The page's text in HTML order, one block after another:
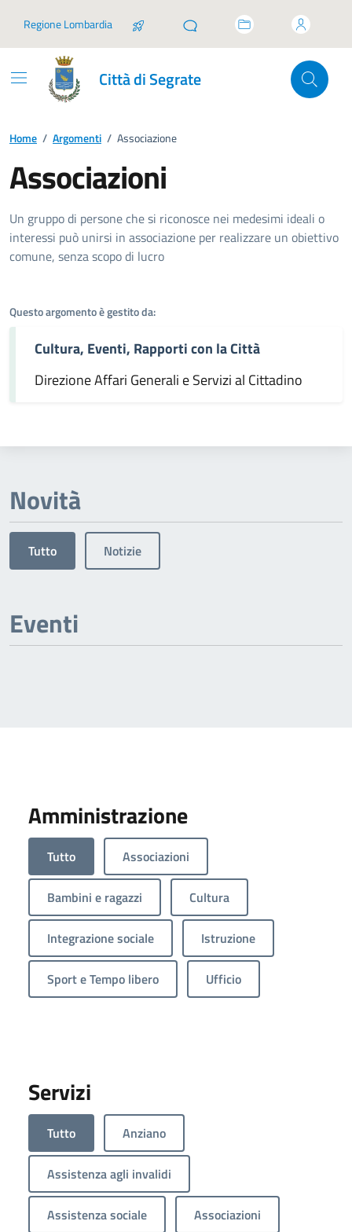
Regione Lombardia
Città di Segrate
Home / Argomenti / Associazione
Associazioni
Dettagli dell'argomento
Un gruppo di persone che si riconosce nei medesimi ideali o
interessi può unirsi in associazione per realizzare un obiettivo
comune, senza scopo di lucro
Questo argomento è gestito da:
Cultura, Eventi, Rapporti con la Città
Direzione Affari Generali e Servizi al Cittadino
Novità
Tutto Notizie
Eventi
Amministrazione
Tutto Associazioni
Bambini e ragazzi Cultura
Integrazione sociale Istruzione
Sport e Tempo libero Ufficio
Servizi
Tutto Anziano
Assistenza agli invalidi
Assistenza sociale Associazioni